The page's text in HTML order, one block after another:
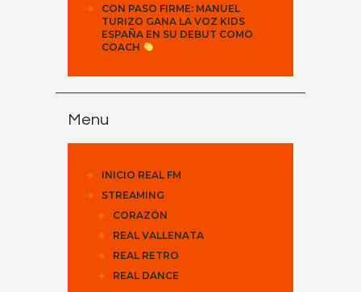
CON PASO FIRME: MANUEL
TURIZO GANA LA VOZ KIDS
ESPAÑA EN SU DEBUT COMO
COACH
Menu
INICIO REAL FM
STREAMING
CORAZÓN
REAL VALLENATA
REAL RETRO
REAL DANCE